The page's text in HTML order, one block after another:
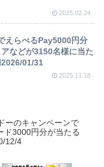
2025.02.24
えらべるPay5000円分
などが3150名様に当た
01/31
2025.11.18
ーのキャンペーンで
ド3000円分が当たる
12/4